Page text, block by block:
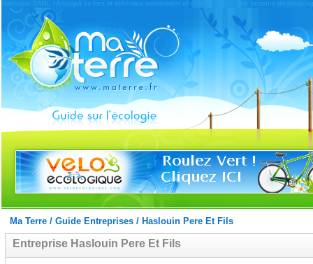
Haslouin SARL rÃ©cupÃ¨re fers et mÃ©taux notamment afin de satisfaire vos besoins de
Ma Terre/ Guide Entreprises/ Haslouin Pere Et Fils
Entreprise Haslouin Pere Et Fils